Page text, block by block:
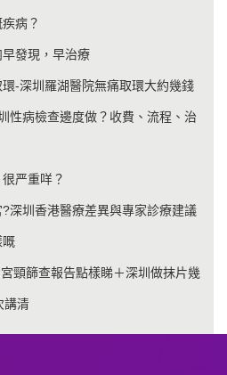
病？
發現，早治療
-深圳羅湖醫院無痛取環大約幾錢
性病檢查邊度做？收費、流程、治
严重咩？
深圳香港醫療差異與專家診療建議
嘅
頸篩查報告點樣睇＋深圳做抹片幾
講清